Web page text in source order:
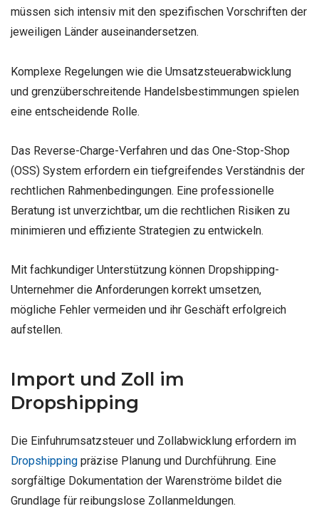
müssen sich intensiv mit den spezifischen Vorschriften der
jeweiligen Länder auseinandersetzen.
Komplexe Regelungen wie die Umsatzsteuerabwicklung
und grenzüberschreitende Handelsbestimmungen spielen
eine entscheidende Rolle.
Das Reverse-Charge-Verfahren und das One-Stop-Shop
(OSS) System erfordern ein tiefgreifendes Verständnis der
rechtlichen Rahmenbedingungen. Eine professionelle
Beratung ist unverzichtbar, um die rechtlichen Risiken zu
minimieren und effiziente Strategien zu entwickeln.
Mit fachkundiger Unterstützung können Dropshipping-
Unternehmer die Anforderungen korrekt umsetzen,
mögliche Fehler vermeiden und ihr Geschäft erfolgreich
aufstellen.
Import und Zoll im
Dropshipping
Die Einfuhrumsatzsteuer und Zollabwicklung erfordern im
Dropshipping präzise Planung und Durchführung. Eine
sorgfältige Dokumentation der Warenströme bildet die
Grundlage für reibungslose Zollanmeldungen.